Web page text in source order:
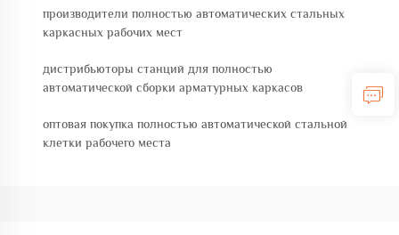
производители полностью автоматических стальных
каркасных рабочих мест
дистрибьюторы станций для полностью
автоматической сборки арматурных каркасов
оптовая покупка полностью автоматической стальной
клетки рабочего места